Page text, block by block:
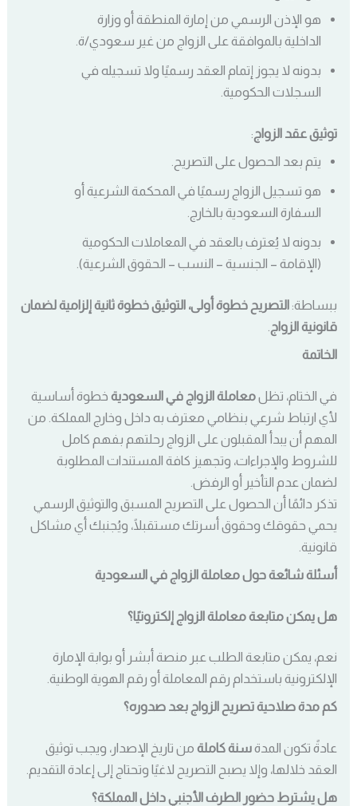
هو الإذن الرسمي من إمارة المنطقة أو وزارة
الداخلية بالموافقة على الزواج من غير سعودي/ة.
بدونه لا يجوز إتمام العقد رسميًا ولا تسجيله في
السجلات الحكومية.
توثيق عقد الزواج:
يتم بعد الحصول على التصريح.
هو تسجيل الزواج رسميًا في المحكمة الشرعية أو
السفارة السعودية بالخارج.
بدونه لا يُعترف بالعقد في المعاملات الحكومية
(الإقامة – الجنسية – النسب – الحقوق الشرعية).
ببساطة:التصريح خطوة أولى، التوثيق خطوة ثانية إلزامية لضمان
قانونية الزواج
الخاتمة
في الختام، تظلمعاملة الزواج في السعودية خطوة أساسية
لأي ارتباط شرعي بنظامي معترف به داخل وخارج المملكة. من
المهم أن يبدأ المقبلون على الزواج رحلتهم بفهم كامل
للشروط والإجراءات، وتجهيز كافة المستندات المطلوبة
لضمان عدم التأخير أو الرفض.
تذكر دائمًا أن الحصول على التصريح المسبق والتوثيق الرسمي
يحمي حقوقك وحقوق أسرتك مستقبلًا، ويُجنبك أي مشاكل
قانونية.
أسئلة شائعة حول معاملة الزواج في السعودية
هل يمكن متابعة معاملة الزواج إلكترونيًا؟
نعم، يمكن متابعة الطلب عبر منصة أبشر أو بوابة الإمارة
الإلكترونية باستخدام رقم المعاملة أو رقم الهوية الوطنية.
كم مدة صلاحية تصريح الزواج بعد صدوره؟
عادةً تكون المدةسنة كاملة من تاريخ الإصدار، ويجب توثيق
العقد خلالها، وإلا يصبح التصريح لاغيًا وتحتاج إلى إعادة التقديم.
هل يشترط حضور الطرف الأجنبي داخل المملكة؟